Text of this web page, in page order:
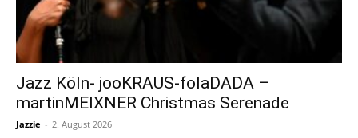
Jazz Köln- jooKRAUS-folaDADA –
martinMEIXNER Christmas Serenade
Jazzie - 2. August 2026